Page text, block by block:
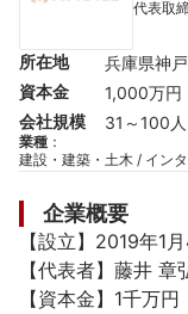
代表取
所在地
兵庫県神
資本金
1,000万円
会社規模
31～100人
業種 ：
建設・建築・土木 / イン
企業概要
【設立】2019年1
【代表者】藤井
【資本金】1千万円